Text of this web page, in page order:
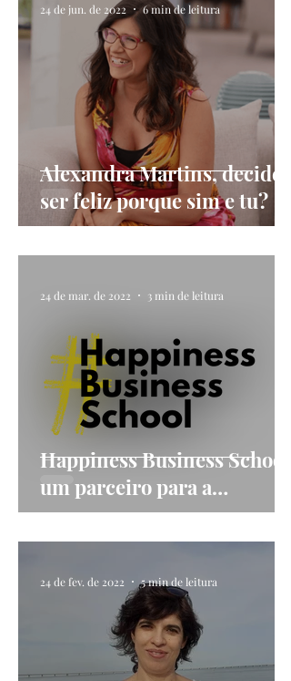
Alexandra Martins, decide
ser feliz porque sim e tu?
24 de jun. de 2022 6 min de leitura
Happiness Business School,
um parceiro para a
felicidade
24 de mar. de 2022 3 min de leitura
24 de fev. de 2022 5 min de leitura